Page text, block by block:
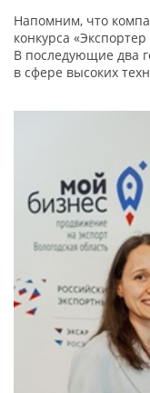
Напомним, что
конкурса «Экспортер
В последующие два
в сфере высоких